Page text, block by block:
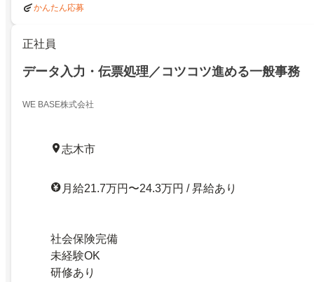
かんたん応募
正社員
データ入力・伝票処理／コツコツ進める一般事務
WE BASE株式会社
志木市
月給21.7万円〜24.3万円 / 昇給あり
社会保険完備
未経験OK
研修あり